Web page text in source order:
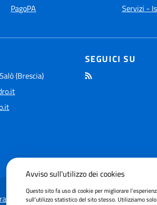
PagoPA Servizi -
(Brescia)
SEGUICI SU
di accessibilità
Avviso sull'utilizzo dei cookies
Questo sito fa uso di cookie per migliorare
sull’utilizzo statistico del sito stesso. Utilizziamo